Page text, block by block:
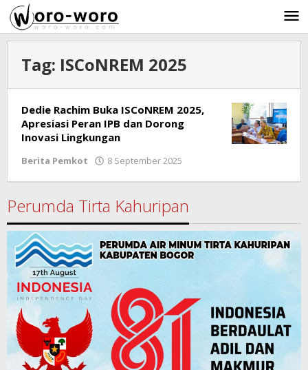
Skip
to
content
Tag: ISCoNREM 2025
Dedie Rachim Buka ISCoNREM 2025,
Apresiasi Peran IPB dan Dorong
Inovasi Lingkungan
Berita Pemkot 8 September 2025
Perumda Tirta Kahuripan